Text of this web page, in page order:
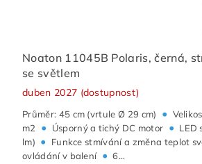
Noaton 11045B Polaris, černá,
se světlem
duben 2027 (dostupnost)
Průměr: 45 cm (vrtule Ø 29 cm) •
m2
• Úsporný a tichý DC motor • LED
lm) • Funkce stmívání a změna teplot
ovládání v balení • 6...